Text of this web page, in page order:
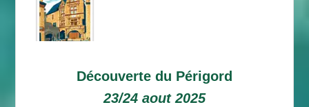
Découverte du Périgord
23/24 aout 2025